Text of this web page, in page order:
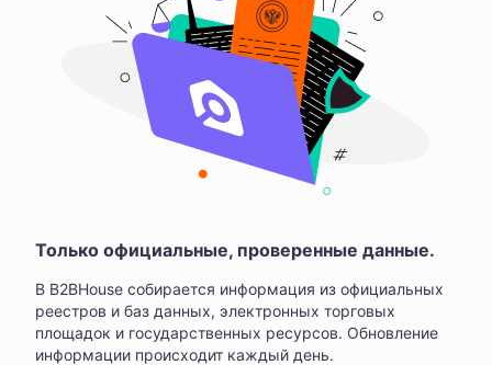
Только официальные, проверенные данные.
В B2BHouse собирается информация из официальных
реестров и баз данных, электронных торговых
площадок и государственных ресурсов. Обновление
информации происходит каждый день.